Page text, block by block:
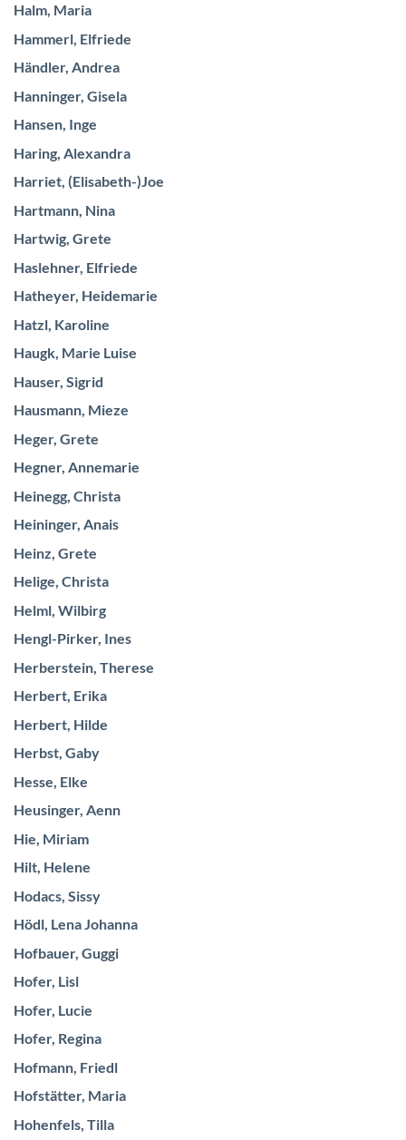
Halm, Maria
Hammerl, Elfriede
Händler, Andrea
Hanninger, Gisela
Hansen, Inge
Haring, Alexandra
Harriet, (Elisabeth-)Joe
Hartmann, Nina
Hartwig, Grete
Haslehner, Elfriede
Hatheyer, Heidemarie
Hatzl, Karoline
Haugk, Marie Luise
Hauser, Sigrid
Hausmann, Mieze
Heger, Grete
Hegner, Annemarie
Heinegg, Christa
Heininger, Anais
Heinz, Grete
Helige, Christa
Helml, Wilbirg
Hengl-Pirker, Ines
Herberstein, Therese
Herbert, Erika
Herbert, Hilde
Herbst, Gaby
Hesse, Elke
Heusinger, Aenn
Hie, Miriam
Hilt, Helene
Hodacs, Sissy
Hödl, Lena Johanna
Hofbauer, Guggi
Hofer, Lisl
Hofer, Lucie
Hofer, Regina
Hofmann, Friedl
Hofstätter, Maria
Hohenfels, Tilla